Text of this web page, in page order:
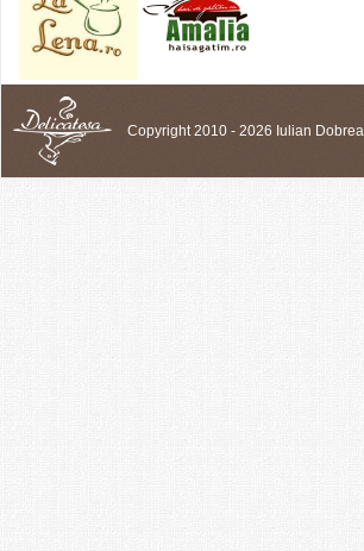
Copyright 2010 - 2026 Iulian Dobrea